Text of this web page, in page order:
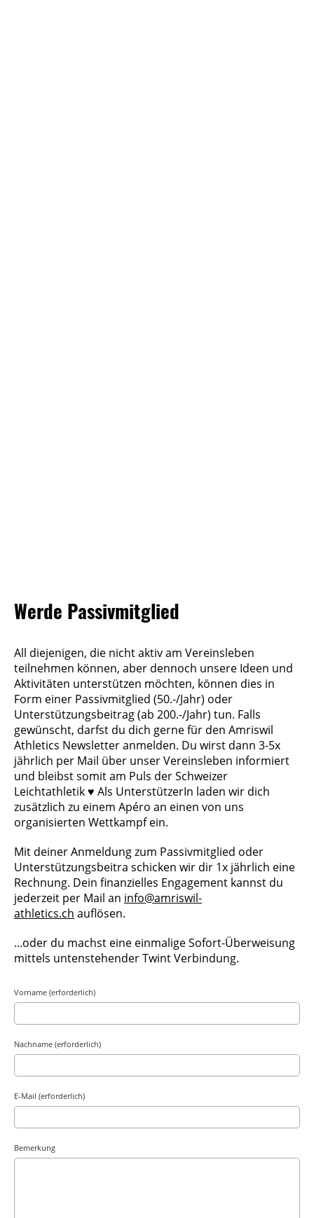
Werde Passivmitglied
All diejenigen, die nicht aktiv am Vereinsleben
teilnehmen können, aber dennoch unsere Ideen und
Aktivitäten unterstützen möchten, können dies in
Form einer Passivmitglied (50.-/Jahr) oder
Unterstützungsbeitrag (ab 200.-/Jahr) tun. Falls
gewünscht, darfst du dich gerne für den Amriswil
Athletics Newsletter anmelden. Du wirst dann 3-5x
jährlich per Mail über unser Vereinsleben informiert
und bleibst somit am Puls der Schweizer
Leichtathletik ♥ Als UnterstützerIn laden wir dich
zusätzlich zu einem Apéro an einen von uns
organisierten Wettkampf ein.
Mit deiner Anmeldung zum Passivmitglied oder
Unterstützungsbeitra schicken wir dir 1x jährlich eine
Rechnung. Dein finanzielles Engagement kannst du
jederzeit per Mail an info@amriswil-
athletics.ch auflösen.
...oder du machst eine einmalige Sofort-Überweisung
mittels untenstehender Twint Verbindung.
Vorname (erforderlich)
Nachname (erforderlich)
E-Mail (erforderlich)
Bemerkung